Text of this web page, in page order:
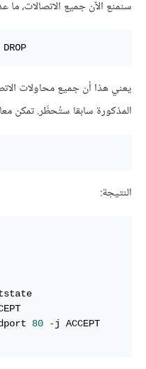
سنمنع الآن جميع الاتصالات، ما
يعني هذا أن جميع محاولات
المذكورة سابقا ستُحظَر. تمكن
النتيجة:
80 -